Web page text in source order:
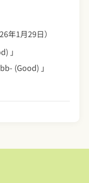
年1月29日）
」
(Good) 」